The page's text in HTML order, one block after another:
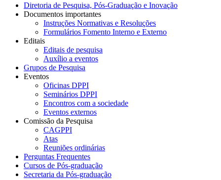
Diretoria de Pesquisa, Pós-Graduação e Inovação
Documentos importantes
Instruções Normativas e Resoluções
Formulários Fomento Interno e Externo
Editais
Editais de pesquisa
Auxílio a eventos
Grupos de Pesquisa
Eventos
Oficinas DPPI
Seminários DPPI
Encontros com a sociedade
Eventos externos
Comissão da Pesquisa
CAGPPI
Atas
Reuniões ordinárias
Perguntas Frequentes
Cursos de Pós-graduação
Secretaria da Pós-graduação